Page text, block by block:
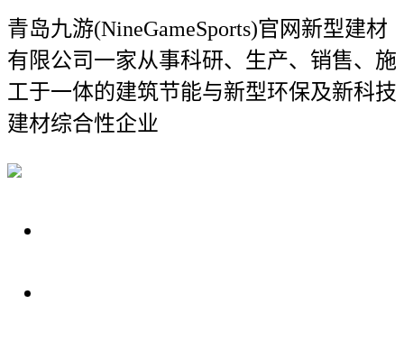
青岛九游(NineGameSports)官网新型建材
有限公司一家从事科研、生产、销售、施
工于一体的建筑节能与新型环保及新科技
建材综合性企业